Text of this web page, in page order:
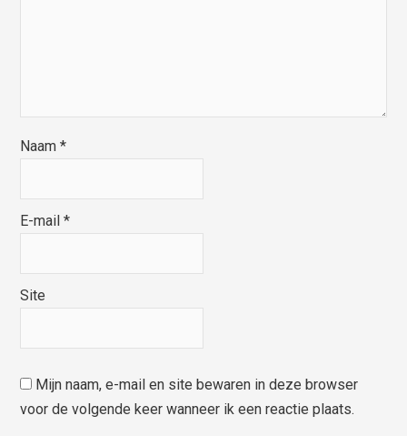
Naam*
E-mail*
Site
Mijn naam, e-mail en site bewaren in deze browser
voor de volgende keer wanneer ik een reactie plaats.